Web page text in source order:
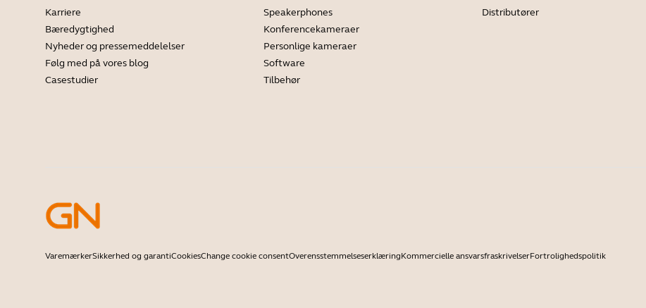
Karriere
Bæredygtighed
Nyheder og pressemeddelelser
Følg med på vores blog
Casestudier
Speakerphones
Konferencekameraer
Personlige kameraer
Software
Tilbehør
Distributører
VaremærkerSikkerhed og garantiCookiesChange cookie consentOverensstemmelseserklæringKommercielle ansvarsfraskrivelserFortrolighedspolitik